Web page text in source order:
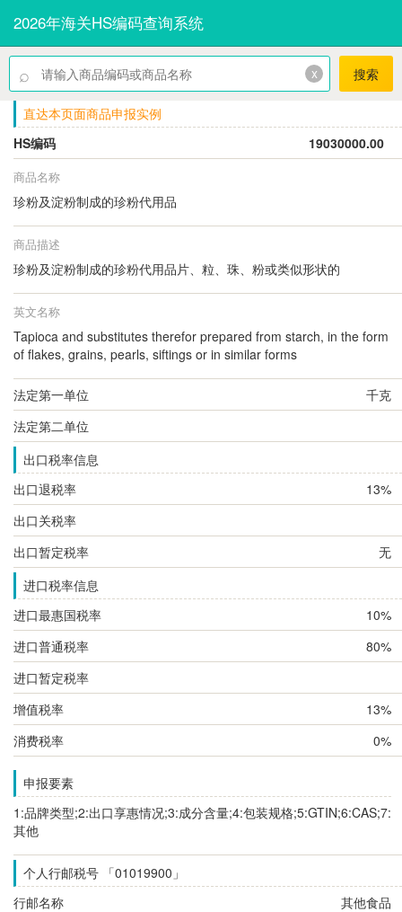
2026年海关HS编码查询系统
⌕ x 搜索
直达本页面商品申报实例
HS编码
19030000.00
商品名称
珍粉及淀粉制成的珍粉代用品
商品描述
珍粉及淀粉制成的珍粉代用品片、粒、珠、粉或类似形状的
英文名称
Tapioca and substitutes therefor prepared from starch, in the form
of flakes, grains, pearls, siftings or in similar forms
法定第一单位
千克
法定第二单位
出口税率信息
出口退税率
13%
出口关税率
出口暂定税率
无
进口税率信息
进口最惠国税率
10%
进口普通税率
80%
进口暂定税率
增值税率
13%
消费税率
0%
申报要素
1:品牌类型;2:出口享惠情况;3:成分含量;4:包装规格;5:GTIN;6:CAS;7:
其他
个人行邮税号 「01019900」
行邮名称
其他食品